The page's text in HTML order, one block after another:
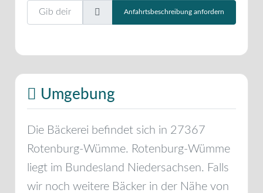
Gib deinen Standort ein.
Anfahrtsbeschreibung anfordern
Umgebung
Die Bäckerei befindet sich in 27367
Rotenburg-Wümme. Rotenburg-Wümme
liegt im Bundesland Niedersachsen. Falls
wir noch weitere Bäcker in der Nähe von